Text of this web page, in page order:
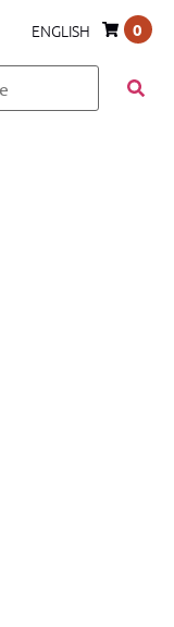
0
ENGLISH